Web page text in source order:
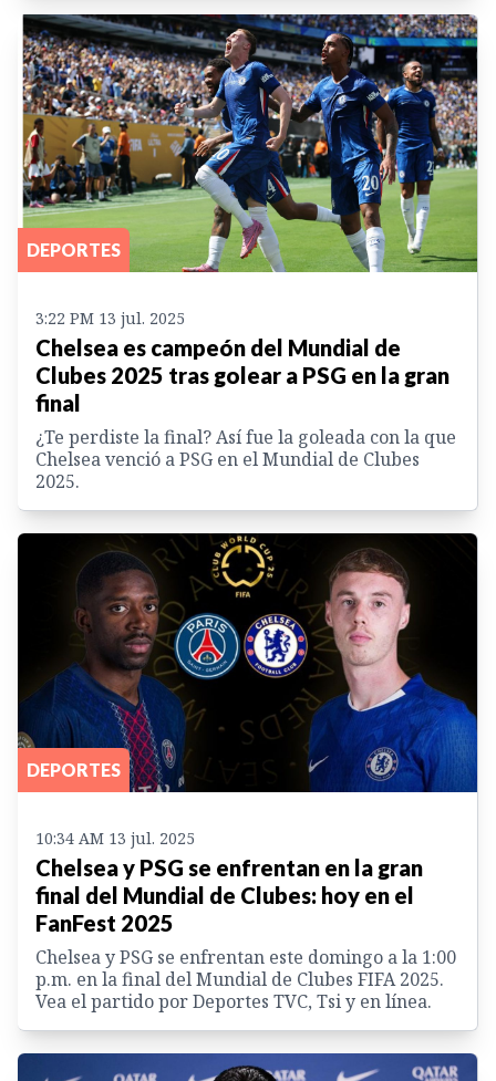
DEPORTES
3:22 PM 13 jul. 2025
Chelsea es campeón del Mundial de
Clubes 2025 tras golear a PSG en la gran
final
¿Te perdiste la final? Así fue la goleada con la que
Chelsea venció a PSG en el Mundial de Clubes
2025.
DEPORTES
10:34 AM 13 jul. 2025
Chelsea y PSG se enfrentan en la gran
final del Mundial de Clubes: hoy en el
FanFest 2025
Chelsea y PSG se enfrentan este domingo a la 1:00
p.m. en la final del Mundial de Clubes FIFA 2025.
Vea el partido por Deportes TVC, Tsi y en línea.